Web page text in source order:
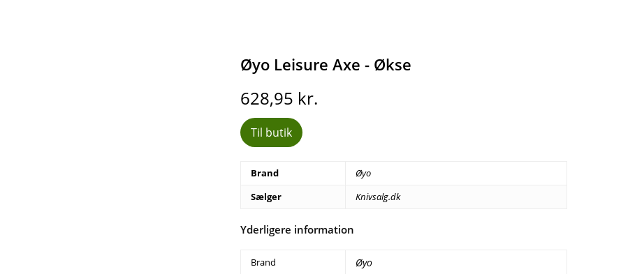
Øyo Leisure Axe - Økse
628,95 kr.
Til butik
Brand
Øyo
Sælger
Knivsalg.dk
Yderligere information
Brand Øyo